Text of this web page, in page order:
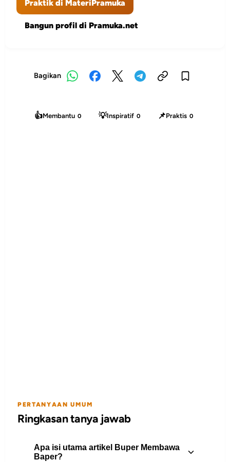
Praktik di MateriPramuka
Bangun profil di Pramuka.net
Bagikan
👍Membantu 0 💡Inspiratif 0 📌Praktis 0
PERTANYAAN UMUM
Ringkasan tanya jawab
Apa isi utama artikel Buper Membawa
Baper?